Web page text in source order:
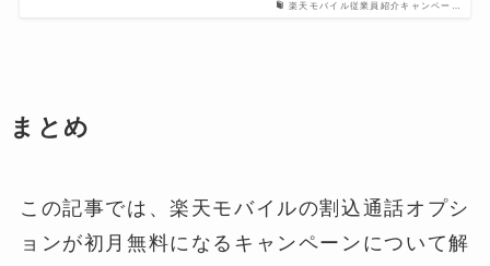
楽天モバイル従業員紹介キャンペー…
まとめ
この記事では、楽天モバイルの割込通話オプシ
ョンが初月無料になるキャンペーンについて解